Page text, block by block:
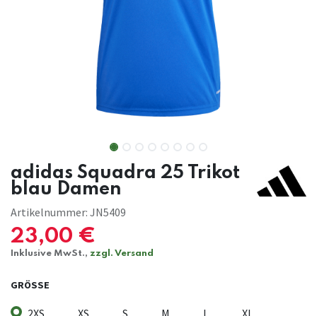
adidas Squadra 25 Trikot
blau Damen
Artikelnummer: JN5409
23,00 €
Inklusive MwSt., zzgl. Versand
GRÖSSE
2XS XS S M L XL